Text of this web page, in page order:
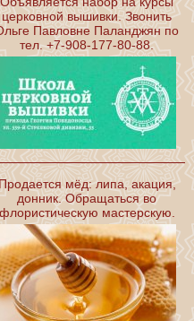
церковной вышивки. Звонить
Павловне Паланджян по
тел. +7-908-177-80-88.
мёд: липа, акация,
донник. Обращаться во
флористическую мастерскую.